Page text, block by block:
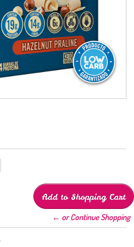
← or Continue Shopping